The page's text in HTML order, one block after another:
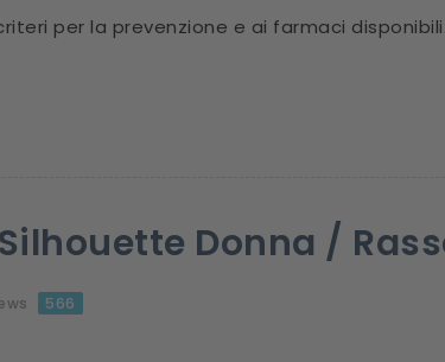
per la prevenzione e ai farmaci
Donna /
566